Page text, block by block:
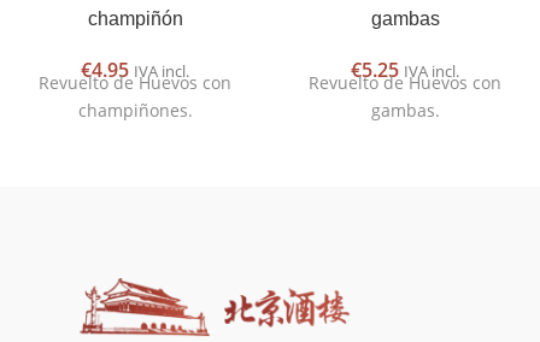
champiñón
€4.95 IVA incl.
Revuelto de Huevos con
champiñones.
gambas
€5.25 IVA incl.
Revuelto de Huevos con
gambas.